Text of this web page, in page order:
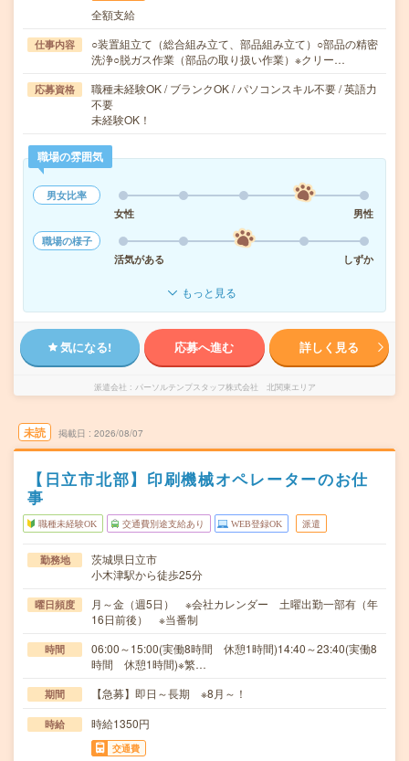
全額支給
仕事内容
○装置組立て（総合組み立て、部品組み立て）○部品の精密
洗浄○脱ガス作業（部品の取り扱い作業）※クリー…
応募資格
職種未経験OK / ブランクOK / パソコンスキル不要 / 英語力
不要
未経験OK！
職場の雰囲気
男女比率
女性
男性
職場の様子
活気がある
しずか
もっと見る
気になる! 応募へ進む 詳しく見る
派遣会社 パーソルテンプスタッフ株式会社 北関東エリア
未読 掲載日 2026/08/07
【日立市北部】印刷機械オペレーターのお仕
事
職種未経験OK 交通費別途支給あり WEB登録OK 派遣
勤務地
茨城県日立市
小木津駅から徒歩25分
曜日頻度
月～金（週5日） ※会社カレンダー 土曜出勤一部有（年
16日前後） ※当番制
時間
06:00～15:00(実働8時間 休憩1時間)14:40～23:40(実働8
時間 休憩1時間)※繁…
期間 【急募】即日～長期 ※8月～！
時給 時給1350円
交通費